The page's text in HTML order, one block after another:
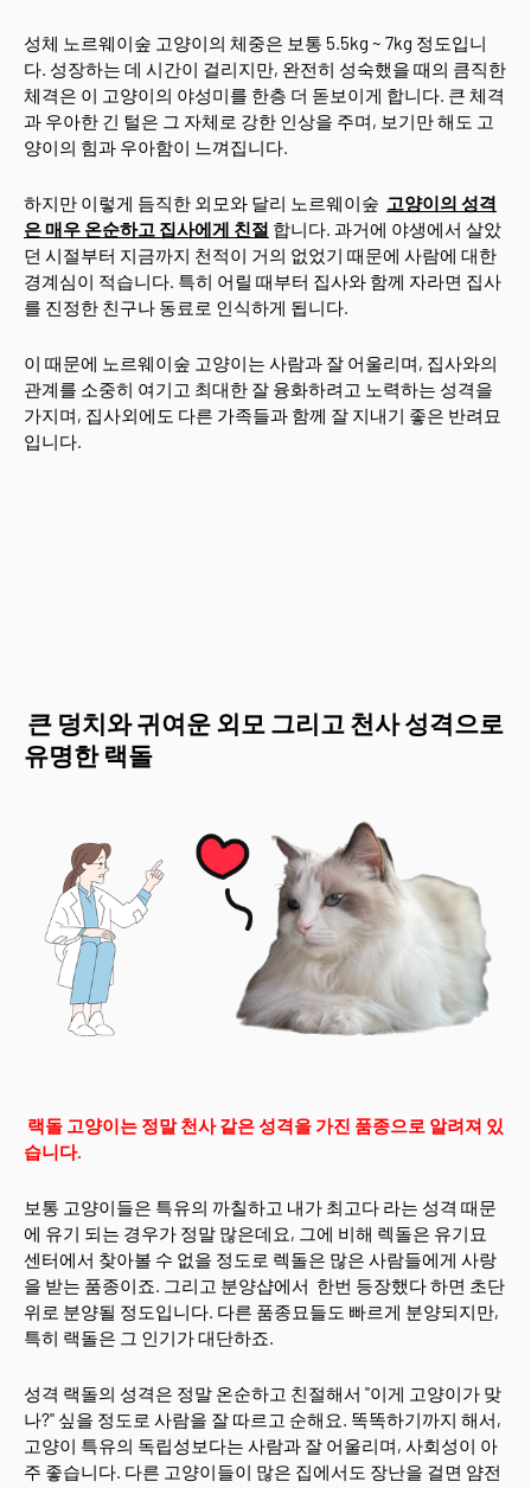
성체 노르웨이숲 고양이의 체중은 보통 5.5kg ~ 7kg 정도입니
다. 성장하는 데 시간이 걸리지만, 완전히 성숙했을 때의 큼직한
체격은 이 고양이의 야성미를 한층 더 돋보이게 합니다. 큰 체격
과 우아한 긴 털은 그 자체로 강한 인상을 주며, 보기만 해도 고
양이의 힘과 우아함이 느껴집니다.
하지만 이렇게 듬직한 외모와 달리 노르웨이숲 고양이의 성격
은 매우 온순하고 집사에게 친절 합니다. 과거에 야생에서 살았
던 시절부터 지금까지 천적이 거의 없었기 때문에 사람에 대한
경계심이 적습니다. 특히 어릴 때부터 집사와 함께 자라면 집사
를 진정한 친구나 동료로 인식하게 됩니다.
이 때문에 노르웨이숲 고양이는 사람과 잘 어울리며, 집사와의
관계를 소중히 여기고 최대한 잘 융화하려고 노력하는 성격을
가지며, 집사외에도 다른 가족들과 함께 잘 지내기 좋은 반려묘
입니다.
큰 덩치와 귀여운 외모 그리고 천사 성격으로
유명한 랙돌
랙돌 고양이는 정말 천사 같은 성격을 가진 품종으로 알려져 있
습니다.
보통 고양이들은 특유의 까칠하고 내가 최고다 라는 성격 때문
에 유기 되는 경우가 정말 많은데요, 그에 비해 렉돌은 유기묘
센터에서 찾아볼 수 없을 정도로 렉돌은 많은 사람들에게 사랑
을 받는 품종이죠. 그리고 분양샵에서 한번 등장했다 하면 초단
위로 분양될 정도입니다. 다른 품종묘들도 빠르게 분양되지만,
특히 랙돌은 그 인기가 대단하죠.
성격 랙돌의 성격은 정말 온순하고 친절해서 "이게 고양이가 맞
나?" 싶을 정도로 사람을 잘 따르고 순해요. 똑똑하기까지 해서,
고양이 특유의 독립성보다는 사람과 잘 어울리며, 사회성이 아
주 좋습니다. 다른 고양이들이 많은 집에서도 장난을 걸면 얌전